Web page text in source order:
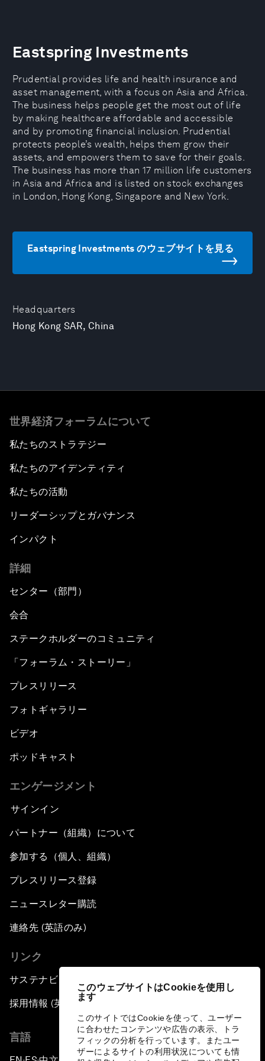
このウェブサイトはCookieを使用し
ます
このサイトではCookieを使って、ユーザー
に合わせたコンテンツや広告の表示、トラ
フィックの分析を行っています。またユー
ザーによるサイトの利用状況についても情
Headquarters
Hong Kong SAR, China
Eastspring Investments
Prudential provides life and health insurance and
asset management, with a focus on Asia and Africa.
The business helps people get the most out of life
by making healthcare affordable and accessible
and by promoting financial inclusion. Prudential
protects people’s wealth, helps them grow their
assets, and empowers them to save for their goals.
The business has more than 17 million life customers
in Asia and Africa and is listed on stock exchanges
in London, Hong Kong, Singapore and New York.
Eastspring Investments のウェブサイトを見る
世界経済フォーラムについて
私たちのストラテジー
私たちのアイデンティティ
私たちの活動
リーダーシップとガバナンス
インパクト
詳細
センター（部門）
会合
ステークホルダーのコミュニティ
「フォーラム・ストーリー」
プレスリリース
フォトギャラリー
ビデオ
ポッドキャスト
エンゲージメント
サインイン
パートナー（組織）について
参加する（個人、組織）
プレスリリース登録
ニュースレター購読
連絡先 (英語のみ)
リンク
サステナビリティへの取り組み
採用情報 (英語のみ)
言語
▪ ▪ ▪